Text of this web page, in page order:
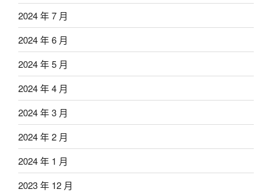
2024 年 7 月
2024 年 6 月
2024 年 5 月
2024 年 4 月
2024 年 3 月
2024 年 2 月
2024 年 1 月
2023 年 12 月